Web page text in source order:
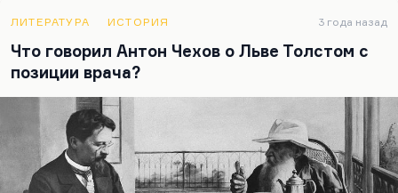
разочаровался он и в Западе: назвал западную
. Не будучи достаточно
высоко, адекватно – как ему казалось – там
оценен, он вернулся и продолжал Запад поливать
грязью 20 лет. «Зияющие высоты» кажутся мне…
ЛИТЕРАТУРА ИСТОРИЯ 3 года назад
Что говорил Антон Чехов о Льве Толстом с
позиции врача?